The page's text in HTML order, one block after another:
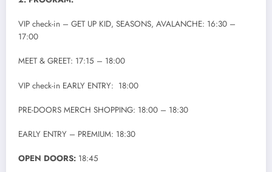
VIP check-in – GET UP KID, SEASONS, AVALANCHE: 16:30 –
17:00
MEET & GREET: 17:15 – 18:00
VIP check-in EARLY ENTRY: 18:00
PRE-DOORS MERCH SHOPPING: 18:00 – 18:30
EARLY ENTRY – PREMIUM: 18:30
OPEN DOORS: 18:45